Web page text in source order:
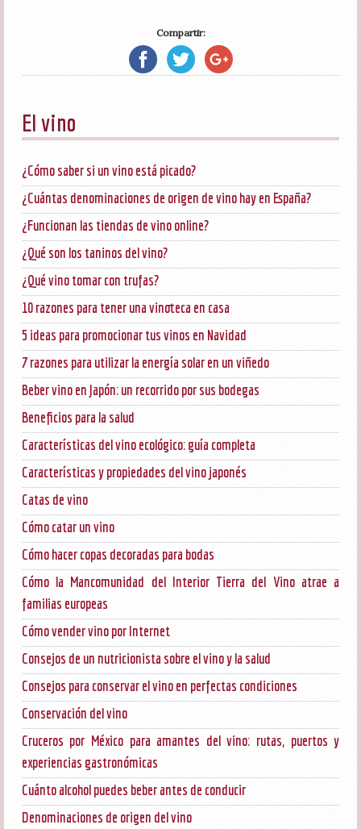
Compartir:
El vino
¿Cómo saber si un vino está picado?
¿Cuántas denominaciones de origen de vino hay en España?
¿Funcionan las tiendas de vino online?
¿Qué son los taninos del vino?
¿Qué vino tomar con trufas?
10 razones para tener una vinoteca en casa
5 ideas para promocionar tus vinos en Navidad
7 razones para utilizar la energía solar en un viñedo
Beber vino en Japón: un recorrido por sus bodegas
Beneficios para la salud
Características del vino ecológico: guía completa
Características y propiedades del vino japonés
Catas de vino
Cómo catar un vino
Cómo hacer copas decoradas para bodas
Cómo la Mancomunidad del Interior Tierra del Vino atrae a
familias europeas
Cómo vender vino por Internet
Consejos de un nutricionista sobre el vino y la salud
Consejos para conservar el vino en perfectas condiciones
Conservación del vino
Cruceros por México para amantes del vino: rutas, puertos y
experiencias gastronómicas
Cuánto alcohol puedes beber antes de conducir
Denominaciones de origen del vino